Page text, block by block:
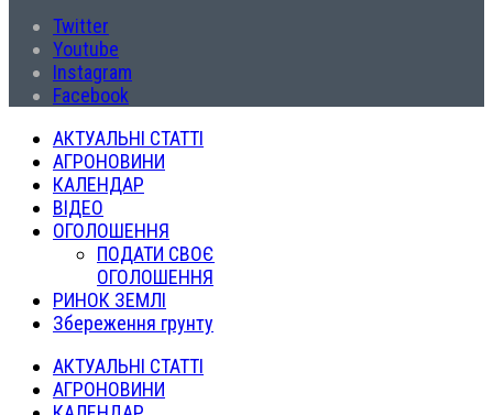
Twitter
Youtube
Instagram
Facebook
АКТУАЛЬНІ СТАТТІ
АГРОНОВИНИ
КАЛЕНДАР
ВІДЕО
ОГОЛОШЕННЯ
ПОДАТИ СВОЄ
ОГОЛОШЕННЯ
РИНОК ЗЕМЛІ
Збереження грунту
АКТУАЛЬНІ СТАТТІ
АГРОНОВИНИ